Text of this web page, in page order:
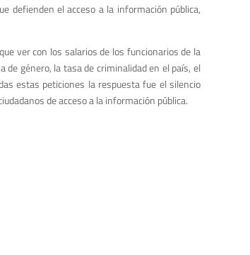
defienden el acceso a la información pública,
ver con los salarios de los funcionarios de la
de género, la tasa de criminalidad en el país, el
estas peticiones la respuesta fue el silencio
de acceso a la información pública.